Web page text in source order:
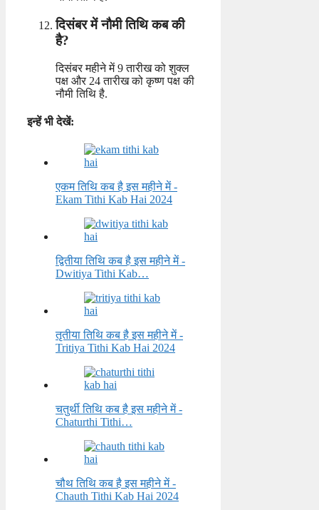
दिसंबर में नौमी तिथि कब की
है?
दिसंबर महीने में 9 तारीख को शुक्ल
पक्ष और 24 तारीख को कृष्ण पक्ष की
नौमी तिथि है.
इन्हें भी देखें:
एकम तिथि कब है इस महीने में -
Ekam Tithi Kab Hai 2024
द्वितीया तिथि कब है इस महीने में -
Dwitiya Tithi Kab…
तृतीया तिथि कब है इस महीने में -
Tritiya Tithi Kab Hai 2024
चतुर्थी तिथि कब है इस महीने में -
Chaturthi Tithi…
चौथ तिथि कब है इस महीने में -
Chauth Tithi Kab Hai 2024